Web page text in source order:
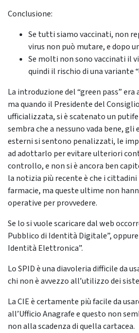
Conclusione:
Se tutti siamo vaccinati, non
virus non può mutare, e dopo
Se molti non sono vaccinati il
quindi il rischio di una variante
La introduzione del “green pass”
ma quando il Presidente del
ufficializzata, si è scatenato un
sembra che a nessuno vada bene, gli
esterni si sentono penalizzati, le
ad adottarlo per evitare ulteriori
controllo, e non si è ancora ben
la notizia più recente è che i
farmacie, ma queste ultime non
operative per provvedere.
Se lo si vuole scaricare dal web
Pubblico di Identità Digitale”, oppure
Identità Elettronica”.
Lo SPID è una diavoleria difficile da
chi non è avvezzo all’utilizzo dei
La CIE è certamente più facile da
all’Ufficio Anagrafe e questo non
non alla scadenza di quella cartacea.